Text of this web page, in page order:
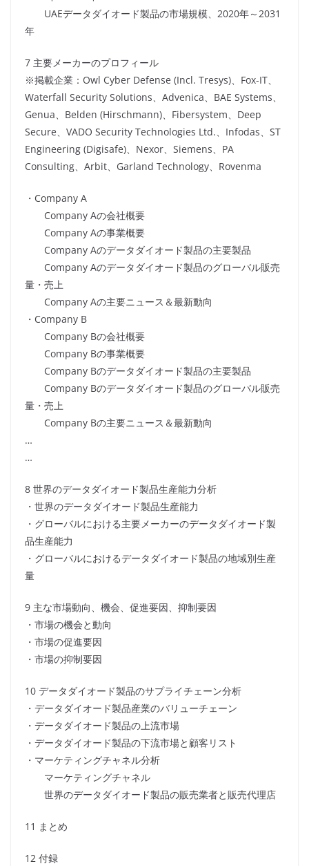
UAEデータダイオード製品の市場規模、2020年～2031
年
7 主要メーカーのプロフィール
※掲載企業：Owl Cyber Defense (Incl. Tresys)、Fox-IT、
Waterfall Security Solutions、Advenica、BAE Systems、
Genua、Belden (Hirschmann)、Fibersystem、Deep
Secure、VADO Security Technologies Ltd.、Infodas、ST
Engineering (Digisafe)、Nexor、Siemens、PA
Consulting、Arbit、Garland Technology、Rovenma
・Company A
Company Aの会社概要
Company Aの事業概要
Company Aのデータダイオード製品の主要製品
Company Aのデータダイオード製品のグローバル販売
量・売上
Company Aの主要ニュース＆最新動向
・Company B
Company Bの会社概要
Company Bの事業概要
Company Bのデータダイオード製品の主要製品
Company Bのデータダイオード製品のグローバル販売
量・売上
Company Bの主要ニュース＆最新動向
…
…
8 世界のデータダイオード製品生産能力分析
・世界のデータダイオード製品生産能力
・グローバルにおける主要メーカーのデータダイオード製
品生産能力
・グローバルにおけるデータダイオード製品の地域別生産
量
9 主な市場動向、機会、促進要因、抑制要因
・市場の機会と動向
・市場の促進要因
・市場の抑制要因
10 データダイオード製品のサプライチェーン分析
・データダイオード製品産業のバリューチェーン
・データダイオード製品の上流市場
・データダイオード製品の下流市場と顧客リスト
・マーケティングチャネル分析
マーケティングチャネル
世界のデータダイオード製品の販売業者と販売代理店
11 まとめ
12 付録